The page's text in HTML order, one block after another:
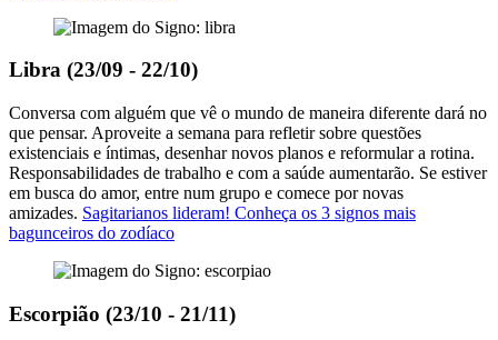
Libra (23/09 - 22/10)
Conversa com alguém que vê o mundo de maneira diferente dará no
que pensar. Aproveite a semana para refletir sobre questões
existenciais e íntimas, desenhar novos planos e reformular a rotina.
Responsabilidades de trabalho e com a saúde aumentarão. Se estiver
em busca do amor, entre num grupo e comece por novas
amizades. Sagitarianos lideram! Conheça os 3 signos mais
bagunceiros do zodíaco
Escorpião (23/10 - 21/11)